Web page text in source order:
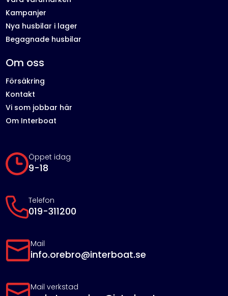
Öppet idag
9-18
Telefon
019-311200
Mail
info.orebro@interboat.se
Mail verkstad
Kampanjer
Nya husbilar i lager
Begagnade husbilar
Om oss
Försäkring
Kontakt
Vi som jobbar här
Om Interboat